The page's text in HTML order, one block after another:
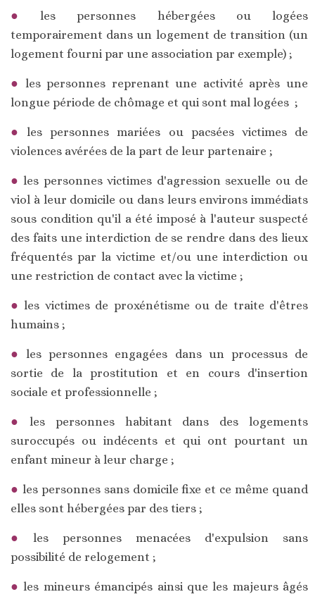
les personnes hébergées ou logées
temporairement dans un logement de transition (un
logement fourni par une association par exemple) ;
les personnes reprenant une activité après une
longue période de chômage et qui sont mal logées ;
les personnes mariées ou pacsées victimes de
violences avérées de la part de leur partenaire ;
les personnes victimes d'agression sexuelle ou de
viol à leur domicile ou dans leurs environs immédiats
sous condition qu'il a été imposé à l'auteur suspecté
des faits une interdiction de se rendre dans des lieux
fréquentés par la victime et/ou une interdiction ou
une restriction de contact avec la victime ;
les victimes de proxénétisme ou de traite d'êtres
humains ;
les personnes engagées dans un processus de
sortie de la prostitution et en cours d'insertion
sociale et professionnelle ;
les personnes habitant dans des logements
suroccupés ou indécents et qui ont pourtant un
enfant mineur à leur charge ;
les personnes sans domicile fixe et ce même quand
elles sont hébergées par des tiers ;
les personnes menacées d'expulsion sans
possibilité de relogement ;
les mineurs émancipés ainsi que les majeurs âgés